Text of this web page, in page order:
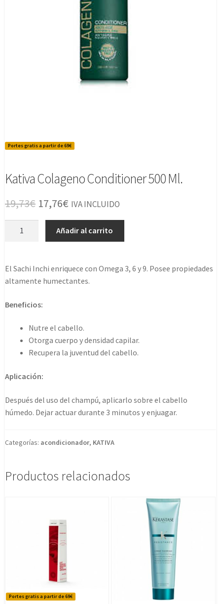
Portes gratis a partir de 69€
Kativa Colageno Conditioner 500 Ml.
19,73€ El
precio
original
19,73€.
17,76€ El
precio
actual
17,76€.
IVA INCLUIDO
Ml.
cantidad
Añadir al carrito
El Sachi Inchi enriquece con Omega 3, 6 y 9. Posee propiedades
altamente humectantes.
Beneficios:
Nutre el cabello.
Otorga cuerpo y densidad capilar.
Recupera la juventud del cabello.
Aplicación:
Después del uso del champú, aplicarlo sobre el cabello
húmedo. Dejar actuar durante 3 minutos y enjuagar.
Categorías: acondicionador, KATIVA
Productos relacionados
Portes gratis a partir de 69€